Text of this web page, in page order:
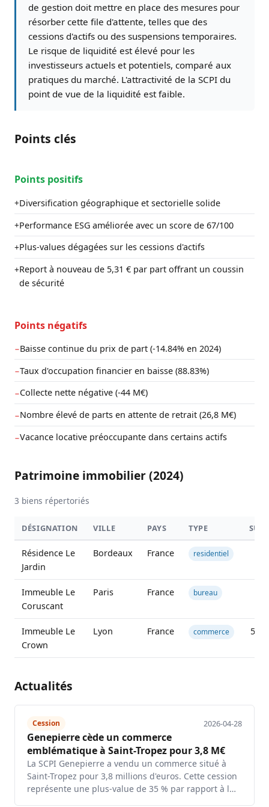
de gestion doit mettre en place des mesures pour
résorber cette file d'attente, telles que des
cessions d'actifs ou des suspensions temporaires.
Le risque de liquidité est élevé pour les
investisseurs actuels et potentiels, comparé aux
pratiques du marché. L'attractivité de la SCPI du
point de vue de la liquidité est faible.
Points clés
Points positifs
+Diversification géographique et sectorielle solide
+Performance ESG améliorée avec un score de 67/100
+Plus-values dégagées sur les cessions d'actifs
+Report à nouveau de 5,31 € par part offrant un coussin
de sécurité
Points négatifs
−Baisse continue du prix de part (-14.84% en 2024)
−Taux d'occupation financier en baisse (88.83%)
−Collecte nette négative (-44 M€)
−Nombre élevé de parts en attente de retrait (26,8 M€)
−Vacance locative préoccupante dans certains actifs
Patrimoine immobilier (2024)
3 biens répertoriés
DÉSIGNATION VILLE PAYS TYPE
Résidence Le
Jardin
Bordeaux France residentiel
Immeuble Le
Coruscant
Paris France bureau
Immeuble Le
Crown
Lyon France commerce 5
Actualités
Cession 2026-04-28
Genepierre cède un commerce
emblématique à Saint-Tropez pour 3,8 M€
La SCPI Genepierre a vendu un commerce situé à
Saint-Tropez pour 3,8 millions d'euros. Cette cession
représente une plus-value de 35 % par rapport à l…